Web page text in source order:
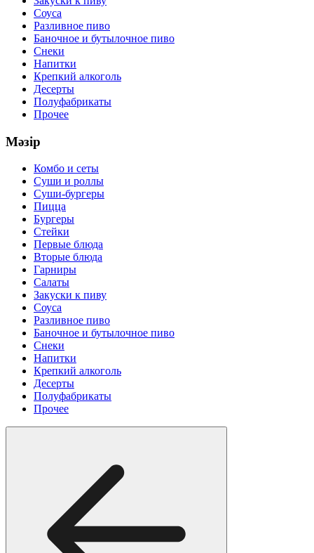
Соуса
Разливное пиво
Баночное и бутылочное пиво
Снеки
Напитки
Крепкий алкоголь
Десерты
Полуфабрикаты
Прочее
Мәзір
Комбо и сеты
Суши и роллы
Суши-бургеры
Пицца
Бургеры
Стейки
Первые блюда
Вторые блюда
Гарниры
Салаты
Закуски к пиву
Соуса
Разливное пиво
Баночное и бутылочное пиво
Снеки
Напитки
Крепкий алкоголь
Десерты
Полуфабрикаты
Прочее